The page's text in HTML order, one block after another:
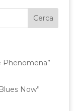
Phenomena”
Now”